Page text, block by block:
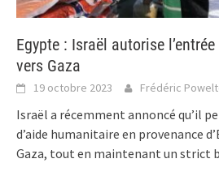
Egypte : Israël autorise
vers Gaza
19 octobre 2023 Frédéric
Israël a récemment annoncé qu’il
d’aide humanitaire en provenance
Gaza, tout en maintenant un strict